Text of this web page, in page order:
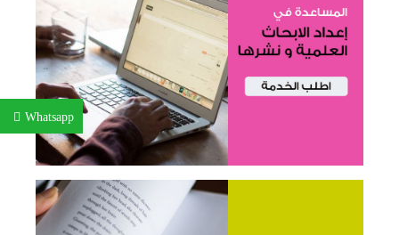
Whatsapp